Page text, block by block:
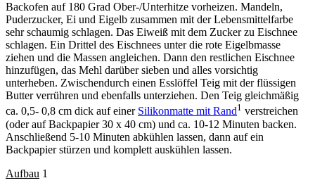
Backofen auf 180 Grad Ober-/Unterhitze vorheizen. Mandeln,
Puderzucker, Ei und Eigelb zusammen mit der Lebensmittelfarbe
sehr schaumig schlagen. Das Eiweiß mit dem Zucker zu Eischnee
schlagen. Ein Drittel des Eischnees unter die rote Eigelbmasse
ziehen und die Massen angleichen. Dann den restlichen Eischnee
hinzufügen, das Mehl darüber sieben und alles vorsichtig
unterheben. Zwischendurch einen Esslöffel Teig mit der flüssigen
Butter verrühren und ebenfalls unterziehen. Den Teig gleichmäßig
ca. 0,5- 0,8 cm dick auf einer Silikonmatte mit Rand1 verstreichen
(oder auf Backpapier 30 x 40 cm) und ca. 10-12 Minuten backen.
Anschließend 5-10 Minuten abkühlen lassen, dann auf ein
Backpapier stürzen und komplett auskühlen lassen.
Aufbau 1